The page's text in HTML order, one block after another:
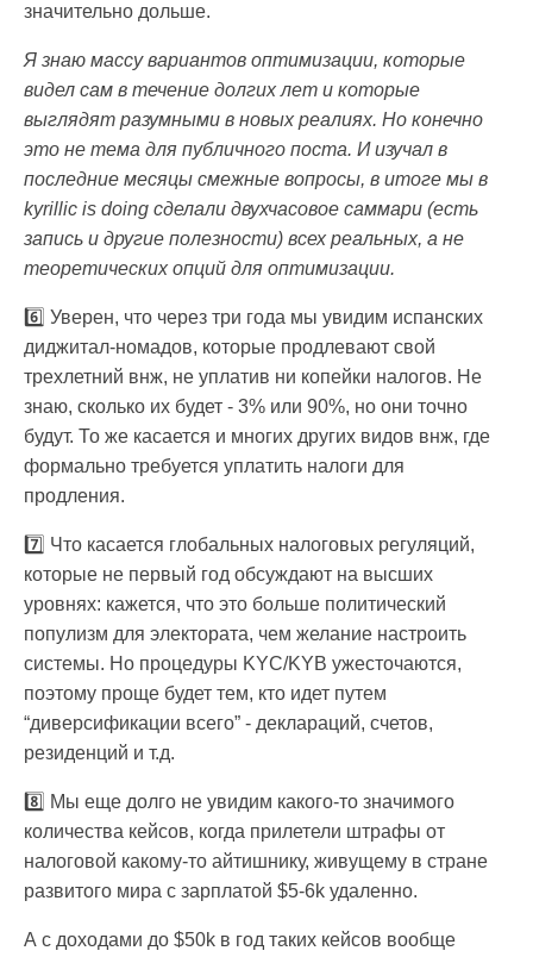
значительно дольше.
Я знаю массу вариантов оптимизации, которые
видел сам в течение долгих лет и которые
выглядят разумными в новых реалиях. Но конечно
это не тема для публичного поста. И изучал в
последние месяцы смежные вопросы, в итоге мы в
kyrillic is doing сделали двухчасовое саммари (есть
запись и другие полезности) всех реальных, а не
теоретических опций для оптимизации.
6️⃣ Уверен, что через три года мы увидим испанских
диджитал-номадов, которые продлевают свой
трехлетний внж, не уплатив ни копейки налогов. Не
знаю, сколько их будет - 3% или 90%, но они точно
будут. То же касается и многих других видов внж, где
формально требуется уплатить налоги для
продления.
7️⃣ Что касается глобальных налоговых регуляций,
которые не первый год обсуждают на высших
уровнях: кажется, что это больше политический
популизм для электората, чем желание настроить
системы. Но процедуры KYC/KYB ужесточаются,
поэтому проще будет тем, кто идет путем
“диверсификации всего” - деклараций, счетов,
резиденций и т.д.
8️⃣ Мы еще долго не увидим какого-то значимого
количества кейсов, когда прилетели штрафы от
налоговой какому-то айтишнику, живущему в стране
развитого мира с зарплатой $5-6k удаленно.
А с доходами до $50k в год таких кейсов вообще